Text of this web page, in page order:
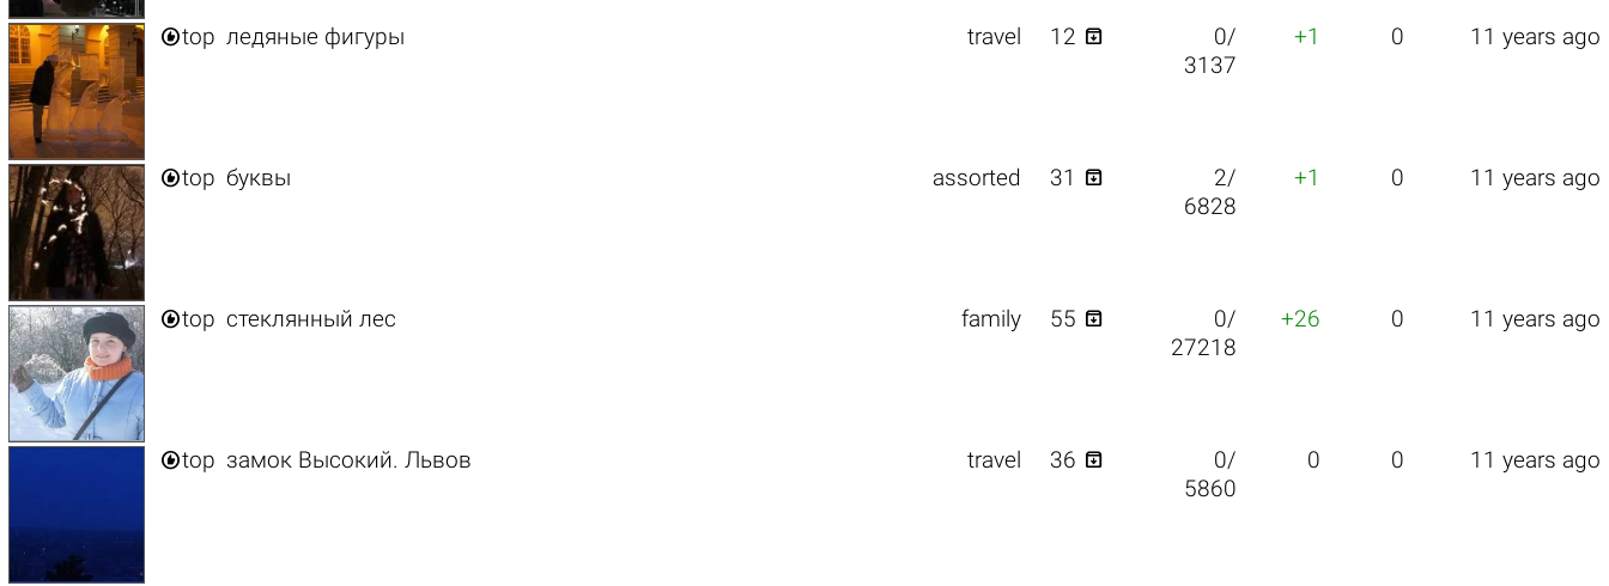
top ледяные фигуры travel 12 
0/
3137
+1 0 11 years ago
top буквы assorted 31 
2/
6828
+1 0 11 years ago
top стеклянный лес family 55 
0/
27218
+26 0 11 years ago
top замок Высокий. Львов travel 36 
0/
5860
0 0 11 years ago